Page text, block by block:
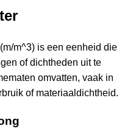
m^3) is een eenheid die
of dichtheden uit te
omvatten, vaak in
of materiaaldichtheid.